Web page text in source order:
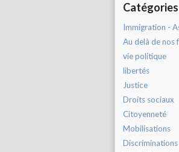
Catégories
Immigration -
Au delà de nos
vie politique
libertés
Justice
Droits sociaux
Citoyenneté
Mobilisations
Discriminations